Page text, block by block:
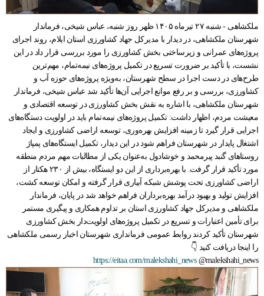
ملکشاهی - شنبه ۲۷ تیرماه ۱۴۰۵ ظهر روز شنبه، عباس شیخی، فرماندار
شهرستان ملکشاهی، در دیدار با مدیرکل جهاد کشاورزی استان ایلام، روند اجرای
پروژه‌های عمرانی و زیرساختی بخش کشاورزی را مورد بررسی قرار داد در این
نشست، با تأکید بر ضرورت تسریع در تکمیل پروژه‌های نیمه‌تمام، مهم‌ترین
طرح‌های در دست اجرا در سطح شهرستان، به‌ویژه پروژه‌های حوزه آب و
کشاورزی، بررسی و بر رفع موانع اجرایی آن‌ها تأکید شد عباس شیخی، فرماندار
شهرستان ملکشاهی، با اشاره به نقش بخش کشاورزی در توسعه اقتصادی و
معیشت مردم، اظهار داشت: تکمیل پروژه‌های نیمه‌تمام باید در اولویت دستگاه‌های
اجرایی قرار گیرد تا زمینه افزایش بهره‌وری، توسعه اراضی کشاورزی و ایجاد
اشتغال پایدار در شهرستان فراهم شود در این دیدار، تکمیل ایستگاه‌های پمپاژ
روستاهای گنبد پیرمحمد و خوشادول به‌عنوان یکی از مطالبات مهم مردم منطقه
مورد تأکید قرار گرفت. با بهره‌برداری از این دو ایستگاه، بیش از ۲۳۰ هکتار از
اراضی کشاورزی تحت پوشش شبکه آبیاری قرار گرفته و امکان توسعه کشت،
افزایش تولید و بهبود درآمد بهره‌برداران فراهم خواهد شد در پایان، فرماندار
ملکشاهی و مدیرکل جهاد کشاورزی استان بر تداوم همکاری و پیگیری مستمر
برای تأمین اعتبارات و تسریع در تکمیل پروژه‌های اولویت‌دار بخش کشاورزی
شهرستان تأکید کردند روابط عمومی فرمانداری شهرستان اخبار رسمی ملکشاهی
را اینجا دریافت کنید 👇
https://eitaa.com/malekshahi_news@malekshahi_news